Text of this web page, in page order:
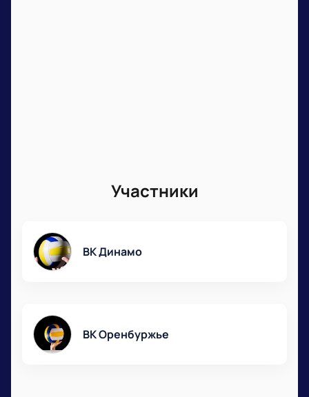
Участники
ВК Динамо
ВК Оренбуржье